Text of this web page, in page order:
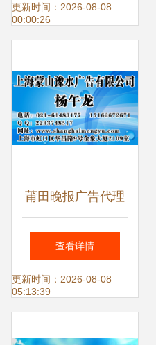
理服务
更新时间：2026-08-08
00:00:26
莆田晚报广告代理
专业连接企业与市
场的桥梁
查看详情
更新时间：2026-08-08
05:13:39